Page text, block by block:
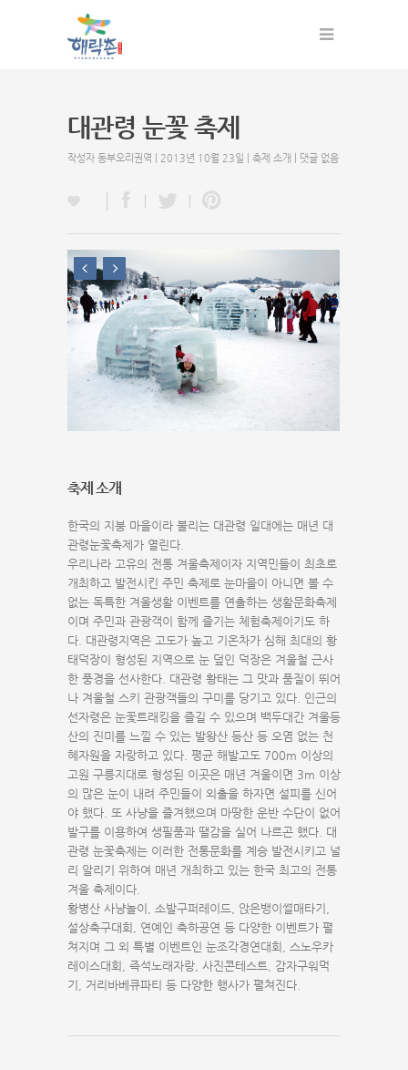
대관령 눈꽃 축제
작성자 동부오리권역 | 2013년 10월 23일 | 축제 소개 댓글 없음
축제 소개
한국의 지붕 마을이라 불리는 대관령 일대에는 매년 대
관령눈꽃축제가 열린다.
우리나라 고유의 전통 겨울축제이자 지역민들이 최초로
개최하고 발전시킨 주민 축제로 눈마을이 아니면 볼 수
없는 독특한 겨울생활 이벤트를 연출하는 생활문화축제
이며 주민과 관광객이 함께 즐기는 체험축제이기도 하
다. 대관령지역은 고도가 높고 기온차가 심해 최대의 황
태덕장이 형성된 지역으로 눈 덮인 덕장은 겨울철 근사
한 풍경을 선사한다. 대관령 황태는 그 맛과 품질이 뛰어
나 겨울철 스키 관광객들의 구미를 당기고 있다. 인근의
선자령은 눈꽃트래킹을 즐길 수 있으며 백두대간 겨울등
산의 진미를 느낄 수 있는 발왕산 등산 등 오염 없는 천
혜자원을 자랑하고 있다. 평균 해발고도 700m 이상의
고원 구릉지대로 형성된 이곳은 매년 겨울이면 3m 이상
의 많은 눈이 내려 주민들이 외출을 하자면 설피를 신어
야 했다. 또 사냥을 즐겨했으며 마땅한 운반 수단이 없어
발구를 이용하여 생필품과 땔감을 실어 나르곤 했다. 대
관령 눈꽃축제는 이러한 전통문화를 계승 발전시키고 널
리 알리기 위하여 매년 개최하고 있는 한국 최고의 전통
겨울 축제이다.
황병산 사냥놀이, 소발구퍼레이드, 앉은뱅이썰매타기,
설상축구대회, 연예인 축하공연 등 다양한 이벤트가 펼
쳐지며 그 외 특별 이벤트인 눈조각경연대회, 스노우카
레이스대회, 즉석노래자랑, 사진콘테스트, 감자구워먹
기, 거리바베큐파티 등 다양한 행사가 펼쳐진다.